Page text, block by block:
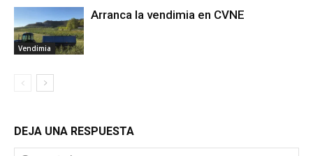
Vendimia
Arranca la vendimia en CVNE
DEJA UNA RESPUESTA